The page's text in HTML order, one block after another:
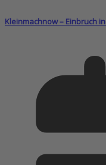
Kleinmachnow – Einbruch